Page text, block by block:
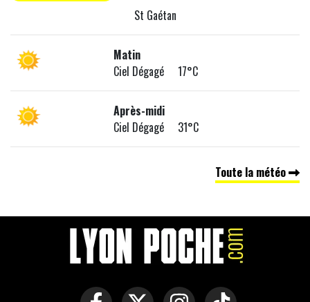
St Gaétan
Matin
Ciel Dégagé 17°C
Après-midi
Ciel Dégagé 31°C
Toute la météo